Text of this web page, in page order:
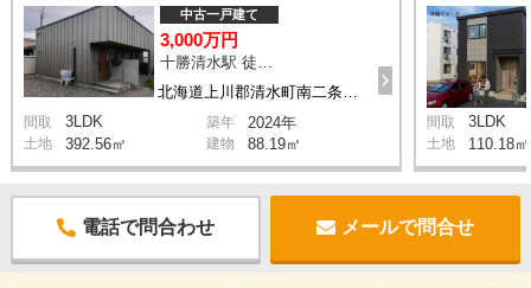
北海道上川郡清水町南二条西6丁目
中古一戸建て
3,000万円
間取 3LDK 築年 2024年
土地 392.56㎡ 建物 88.19㎡
間取 3LDK
土地 110.18㎡
電話で問合わせ メールで問合せ